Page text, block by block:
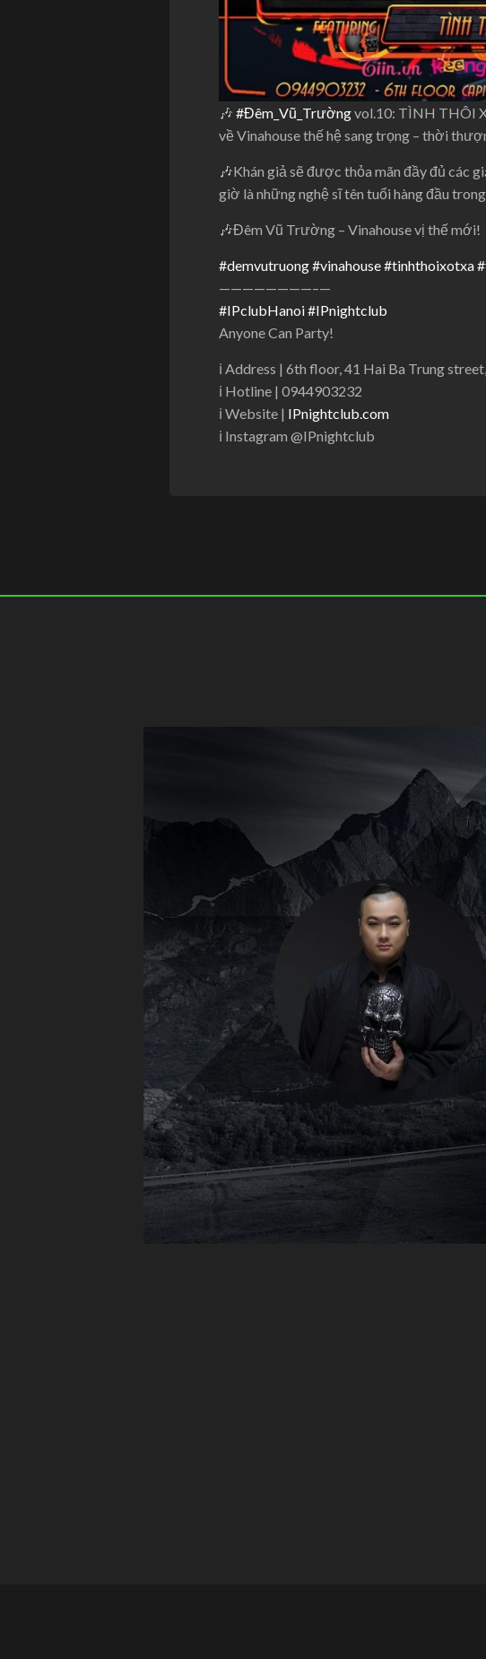
🎶 #Đêm_Vũ_Trườngvol.10: TÌNH THÔI
về Vinahouse thế hệ sang trọng – thời
🎶Khán giả sẽ được thỏa mãn đầy đủ các
giờ là những nghệ sĩ tên tuổi hàng đầu
🎶Đêm Vũ Trường – Vinahouse vị thế mới!
#demvutruong#vinahouse#tinhthoixotxa
————————–—
#IPclubHanoi#IPnightclub
Anyone Can Party!
ℹ Address | 6th floor, 41 Hai Ba Trung
ℹ Hotline | 0944903232
ℹ Website | IPnightclub.com
ℹ Instagram @IPnightclub